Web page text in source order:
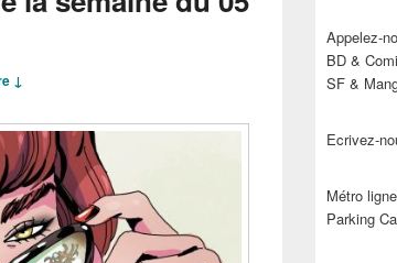
↓
Appelez-
BD &
SF &
Ecrivez-
Métro
Parking